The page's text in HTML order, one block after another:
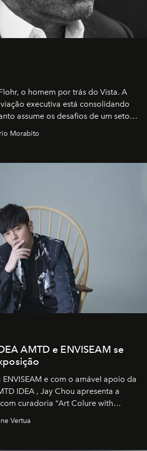
o homem por trás do Vista. A
executiva está consolidando
assume os desafios de um setor
e redefinindo o conceito de luxo
Morabito
AMTD e ENVISEAM se
ENVISEAM e com o amável apoio da
IDEA , Jay Chou apresenta a
curadoria "Art Colure with
Vertua